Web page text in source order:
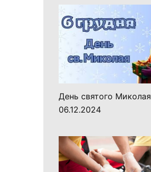
День святого Миколая
06.12.2024